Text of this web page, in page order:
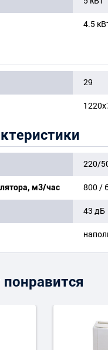
4.5
29
220/
м3/час 800 /
43 дБ